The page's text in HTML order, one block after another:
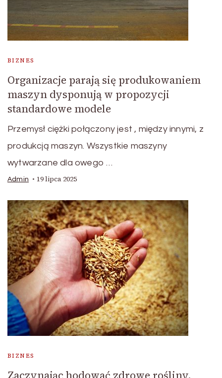
BIZNES
Organizacje parają się produkowaniem
maszyn dysponują w propozycji
standardowe modele
Przemysł ciężki połączony jest , między innymi, z
produkcją maszyn. Wszystkie maszyny
wytwarzane dla owego …
Admin 19 lipca 2025
BIZNES